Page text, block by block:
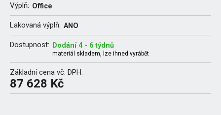
Výplň: Office
Lakovaná výplň: ANO
Dostupnost: Dodání 4 - 6 týdnů
materiál skladem, lze ihned vyrábět
Základní cena vč. DPH:
87 628 Kč